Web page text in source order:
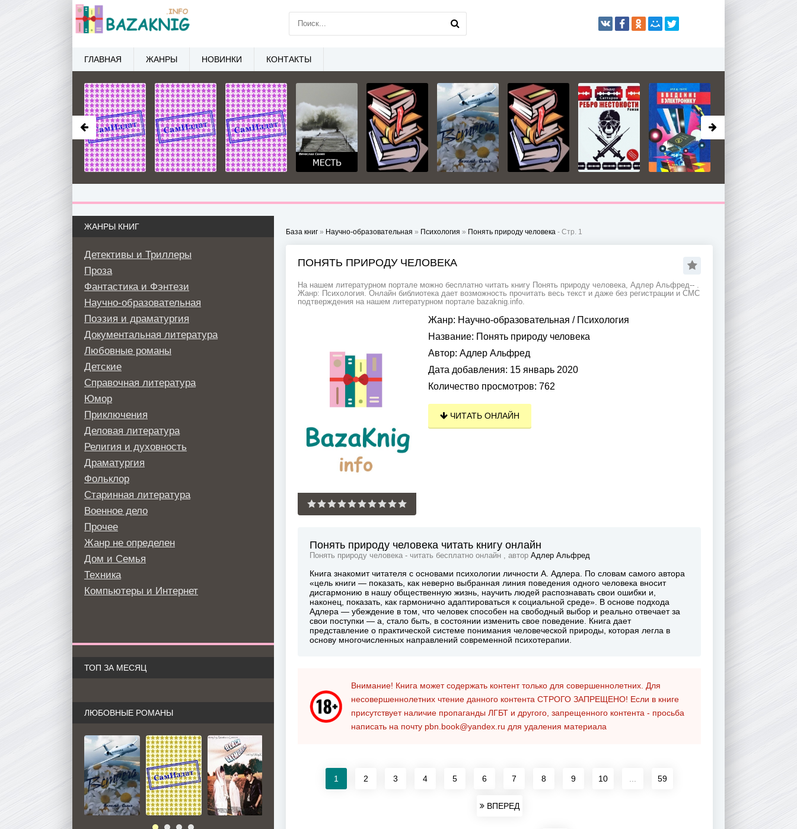
База книг » Научно-образовательная » Психология » Понять природу человека - Стр. 1
ПОНЯТЬ ПРИРОДУ ЧЕЛОВЕКА
На нашем литературном портале можно бесплатно читать книгу Понять природу человека, Адлер Альфред-- .
Жанр: Психология. Онлайн библиотека дает возможность прочитать весь текст и даже без регистрации и СМС
подтверждения на нашем литературном портале bazaknig.info.
Жанр: Научно-образовательная / Психология
Название: Понять природу человека
Автор: Адлер Альфред
Дата добавления: 15 январь 2020
Количество просмотров: 762
ЧИТАТЬ ОНЛАЙН
Понять природу человека читать книгу онлайн
Понять природу человека - читать бесплатно онлайн , автор Адлер Альфред
Книга знакомит читателя с основами психологии личности А. Адлера. По словам самого автора
«цель книги — показать, как неверно выбранная линия поведения одного человека вносит
дисгармонию в нашу общественную жизнь, научить людей распознавать свои ошибки и,
наконец, показать, как гармонично адаптироваться к социальной среде». В основе подхода
Адлера — убеждение в том, что человек способен на свободный выбор и реально отвечает за
свои поступки — а, стало быть, в состоянии изменить свое поведение. Книга дает
представление о практической системе понимания человеческой природы, которая легла в
основу многочисленных направлений современной психотерапии.
Внимание! Книга может содержать контент только для совершеннолетних. Для
несовершеннолетних чтение данного контента СТРОГО ЗАПРЕЩЕНО! Если в книге
присутствует наличие пропаганды ЛГБТ и другого, запрещенного контента - просьба
написать на почту pbn.book@yandex.ru для удаления материала
1 2 3 4 5 6 7 8 9 10 59
ВПЕРЕД
ЖАНРЫ КНИГ
Детективы и Триллеры
Проза
Фантастика и Фэнтези
Научно-образовательная
Поэзия и драматургия
Документальная литература
Любовные романы
Детские
Справочная литература
Юмор
Приключения
Деловая литература
Религия и духовность
Драматургия
Фольклор
Старинная литература
Военное дело
Прочее
Жанр не определен
Дом и Семья
Техника
Компьютеры и Интернет
ТОП ЗА МЕСЯЦ
ЛЮБОВНЫЕ РОМАНЫ
ГЛАВНАЯ ЖАНРЫ НОВИНКИ КОНТАКТЫ